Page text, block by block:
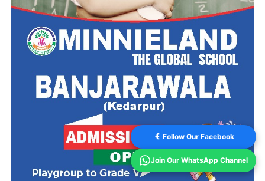
Follow Our Facebook
Join Our WhatsApp Channel